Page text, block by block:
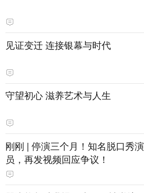
见证变迁 连接银幕与时代
守望初心 滋养艺术与人生
刚刚 | 停演三个月！知名脱口秀演
员，再发视频回应争议！